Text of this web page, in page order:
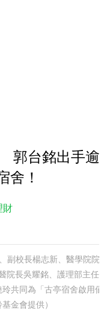
郭台銘出手逾
舍！
財
副校長楊志新、醫學院院
院長吳耀銘、護理部主任
共同為「古亭宿舍啟用儀
金會提供）